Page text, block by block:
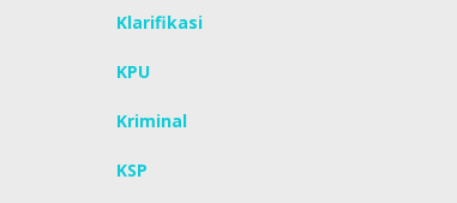
Klarifikasi
KPU
Kriminal
KSP